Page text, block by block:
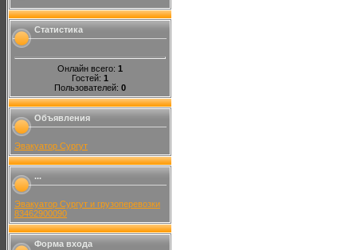
Статистика
Онлайн всего: 1
Гостей: 1
Пользователей: 0
Объявления
Эвакуатор Сургут
...
Эвакуатор Сургут и грузоперевозки
83462900090
Форма входа